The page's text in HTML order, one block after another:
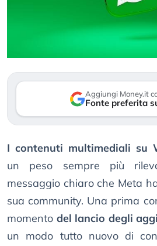
Aggiungi Money.it
Fonte preferita
I contenuti multimediali su
un peso sempre più
messaggio chiaro che Meta
sua community. Una prima
momento del lancio degli
un modo tutto nuovo di